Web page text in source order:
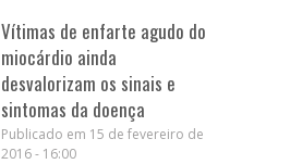
Vítimas de enfarte agudo do
miocárdio ainda
desvalorizam os sinais e
sintomas da doença
Publicado em 15 de fevereiro de
2016 - 16:00